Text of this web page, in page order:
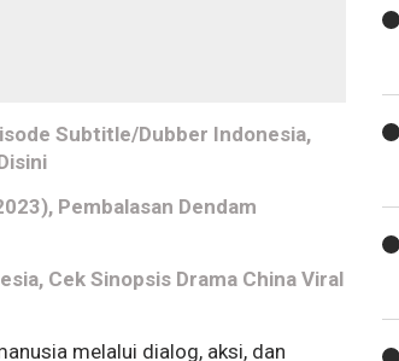
Subtitle/Dubber Indonesia,
Pembalasan Dendam
Cek Sinopsis Drama China Viral
melalui dialog, aksi, dan